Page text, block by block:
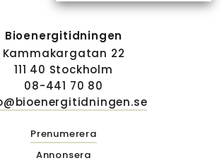
Bioenergitidningen
Kammakargatan 22
111 40 Stockholm
08-441 70 80
Prenumerera
Annonsera